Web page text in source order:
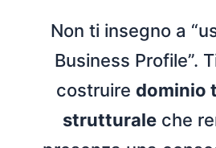
Non ti insegno a
Business Profile”.
costruire dominio
strutturaleche